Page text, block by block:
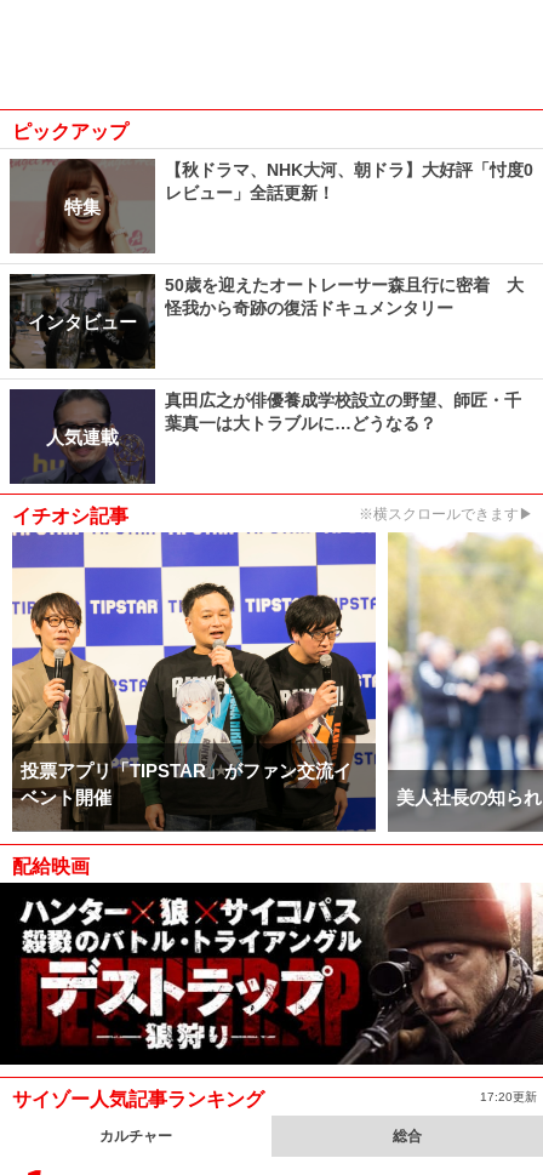
ピックアップ
特集
【秋ドラマ、NHK大河、朝ドラ】大好評「忖度0
レビュー」全話更新！
インタビュー
50歳を迎えたオートレーサー森且行に密着 大
怪我から奇跡の復活ドキュメンタリー
人気連載
真田広之が俳優養成学校設立の野望、師匠・千
葉真一は大トラブルに…どうなる？
イチオシ記事 ※横スクロールできます▶
投票アプリ「TIPSTAR」がファン交流イ
ベント開催
美人社長の知ら
配給映画
サイゾー人気記事ランキング 17:20更新
カルチャー 総合